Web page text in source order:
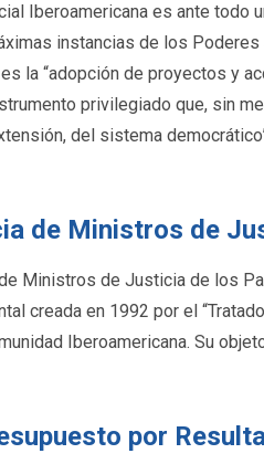
Iberoamericana es ante todo
instancias de los
es la “adopción de proyectos y
privilegiado que, sin
del sistema
de Ministros de
Ministros de Justicia de los
creada en 1992 por el
Iberoamericana. Su
por